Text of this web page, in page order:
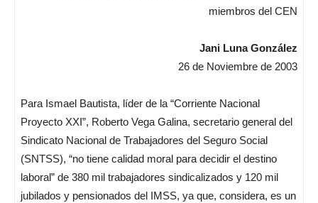
miembros del CEN
Jani Luna González
26 de Noviembre de 2003
Para Ismael Bautista, líder de la “Corriente Nacional
Proyecto XXI”, Roberto Vega Galina, secretario general del
Sindicato Nacional de Trabajadores del Seguro Social
(SNTSS), “no tiene calidad moral para decidir el destino
laboral” de 380 mil trabajadores sindicalizados y 120 mil
jubilados y pensionados del IMSS, ya que, considera, es un